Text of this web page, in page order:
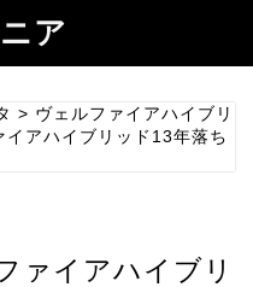
ア
> ヴェルファイアハイブリ
アハイブリッド13年落ち
ァイアハイブリ